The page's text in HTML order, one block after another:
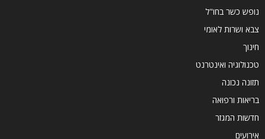
נופש כשר בחו"ל
צבא ושרות לאומי
חינוך
טכנולוגיה ואינטרנט
תזונה נכונה
בריאות ורפואה
חדשות המגזר
אירועים